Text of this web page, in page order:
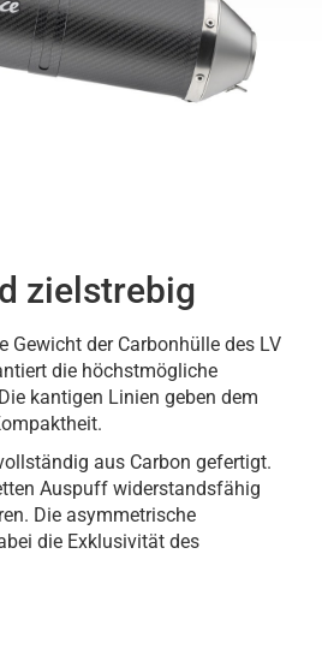
zielstrebig
Gewicht der Carbonhülle des LV
die höchstmögliche
kantigen Linien geben dem
aus Carbon gefertigt.
Auspuff widerstandsfähig
Die asymmetrische
die Exklusivität des